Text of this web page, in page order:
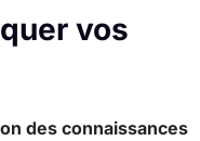
vos
des connaissances